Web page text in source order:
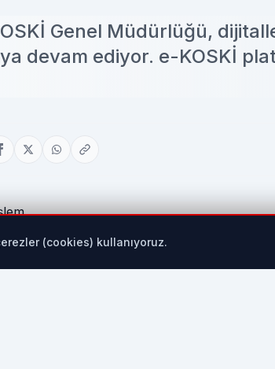
Genel Müdürlüğü,
devam ediyor. e-KOSKİ
dijitalleşme yolunda attığı adımların
(cookies) kullanıyoruz.